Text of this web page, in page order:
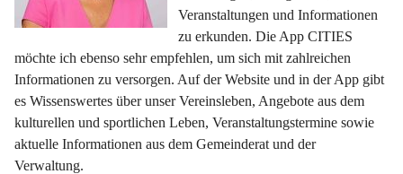
Veranstaltungen und Informationen
zu erkunden. Die App CITIES
möchte ich ebenso sehr empfehlen, um sich mit zahlreichen
Informationen zu versorgen. Auf der Website und in der App gibt
es Wissenswertes über unser Vereinsleben, Angebote aus dem
kulturellen und sportlichen Leben, Veranstaltungstermine sowie
aktuelle Informationen aus dem Gemeinderat und der
Verwaltung.